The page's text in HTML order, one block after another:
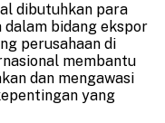
dibutuhkan para
dalam bidang ekspor
perusahaan di
membantu
dan mengawasi
yang